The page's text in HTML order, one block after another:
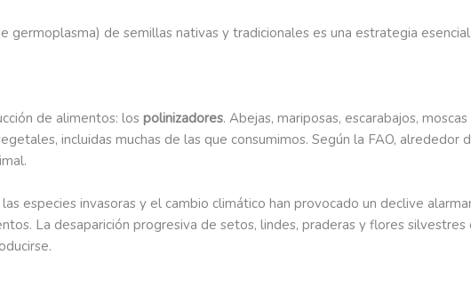
germoplasma) de semillas nativas y tradicionales es una estrategia
de alimentos: los polinizadores. Abejas, mariposas, escarabajos,
incluidas muchas de las que consumimos. Según la FAO, alrededor
especies invasoras y el cambio climático han provocado un declive
La desaparición progresiva de setos, lindes, praderas y flores silvestres